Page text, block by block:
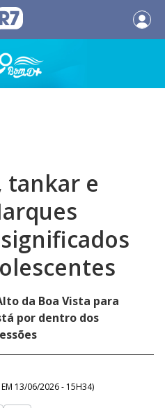
tankar e
da Boa Vista para
por dentro dos
13/06/2026 - 15H34)